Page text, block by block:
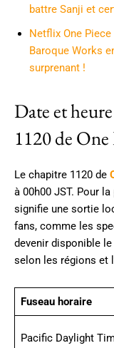
battre Sanji et
Netflix One
Baroque Works
surprenant !
Date et
1120 de One
Le chapitre 1120 de
à 00h00 JST. Pour
signifie une sortie
fans, comme les
devenir disponible
selon les régions et
Fuseau horaire
Pacific Daylight